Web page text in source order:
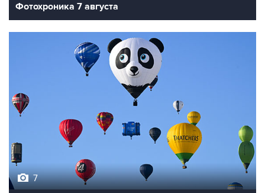
Фотохроника 7 августа
7